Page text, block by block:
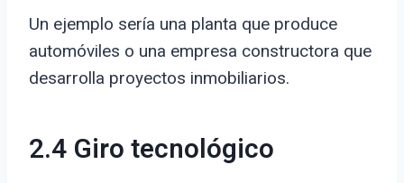
Un ejemplo sería una planta que produce
automóviles o una empresa constructora que
desarrolla proyectos inmobiliarios.
2.4 Giro tecnológico